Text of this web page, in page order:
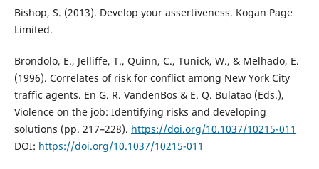
Bishop, S. (2013). Develop your assertiveness. Kogan Page
Limited.
Brondolo, E., Jelliffe, T., Quinn, C., Tunick, W., & Melhado, E.
(1996). Correlates of risk for conflict among New York City
traffic agents. En G. R. VandenBos & E. Q. Bulatao (Eds.),
Violence on the job: Identifying risks and developing
solutions (pp. 217–228). https://doi.org/10.1037/10215-011
DOI: https://doi.org/10.1037/10215-011